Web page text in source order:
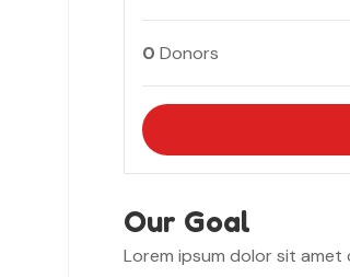
0 Donors
Our Goal
Lorem ipsum dolor sit amet